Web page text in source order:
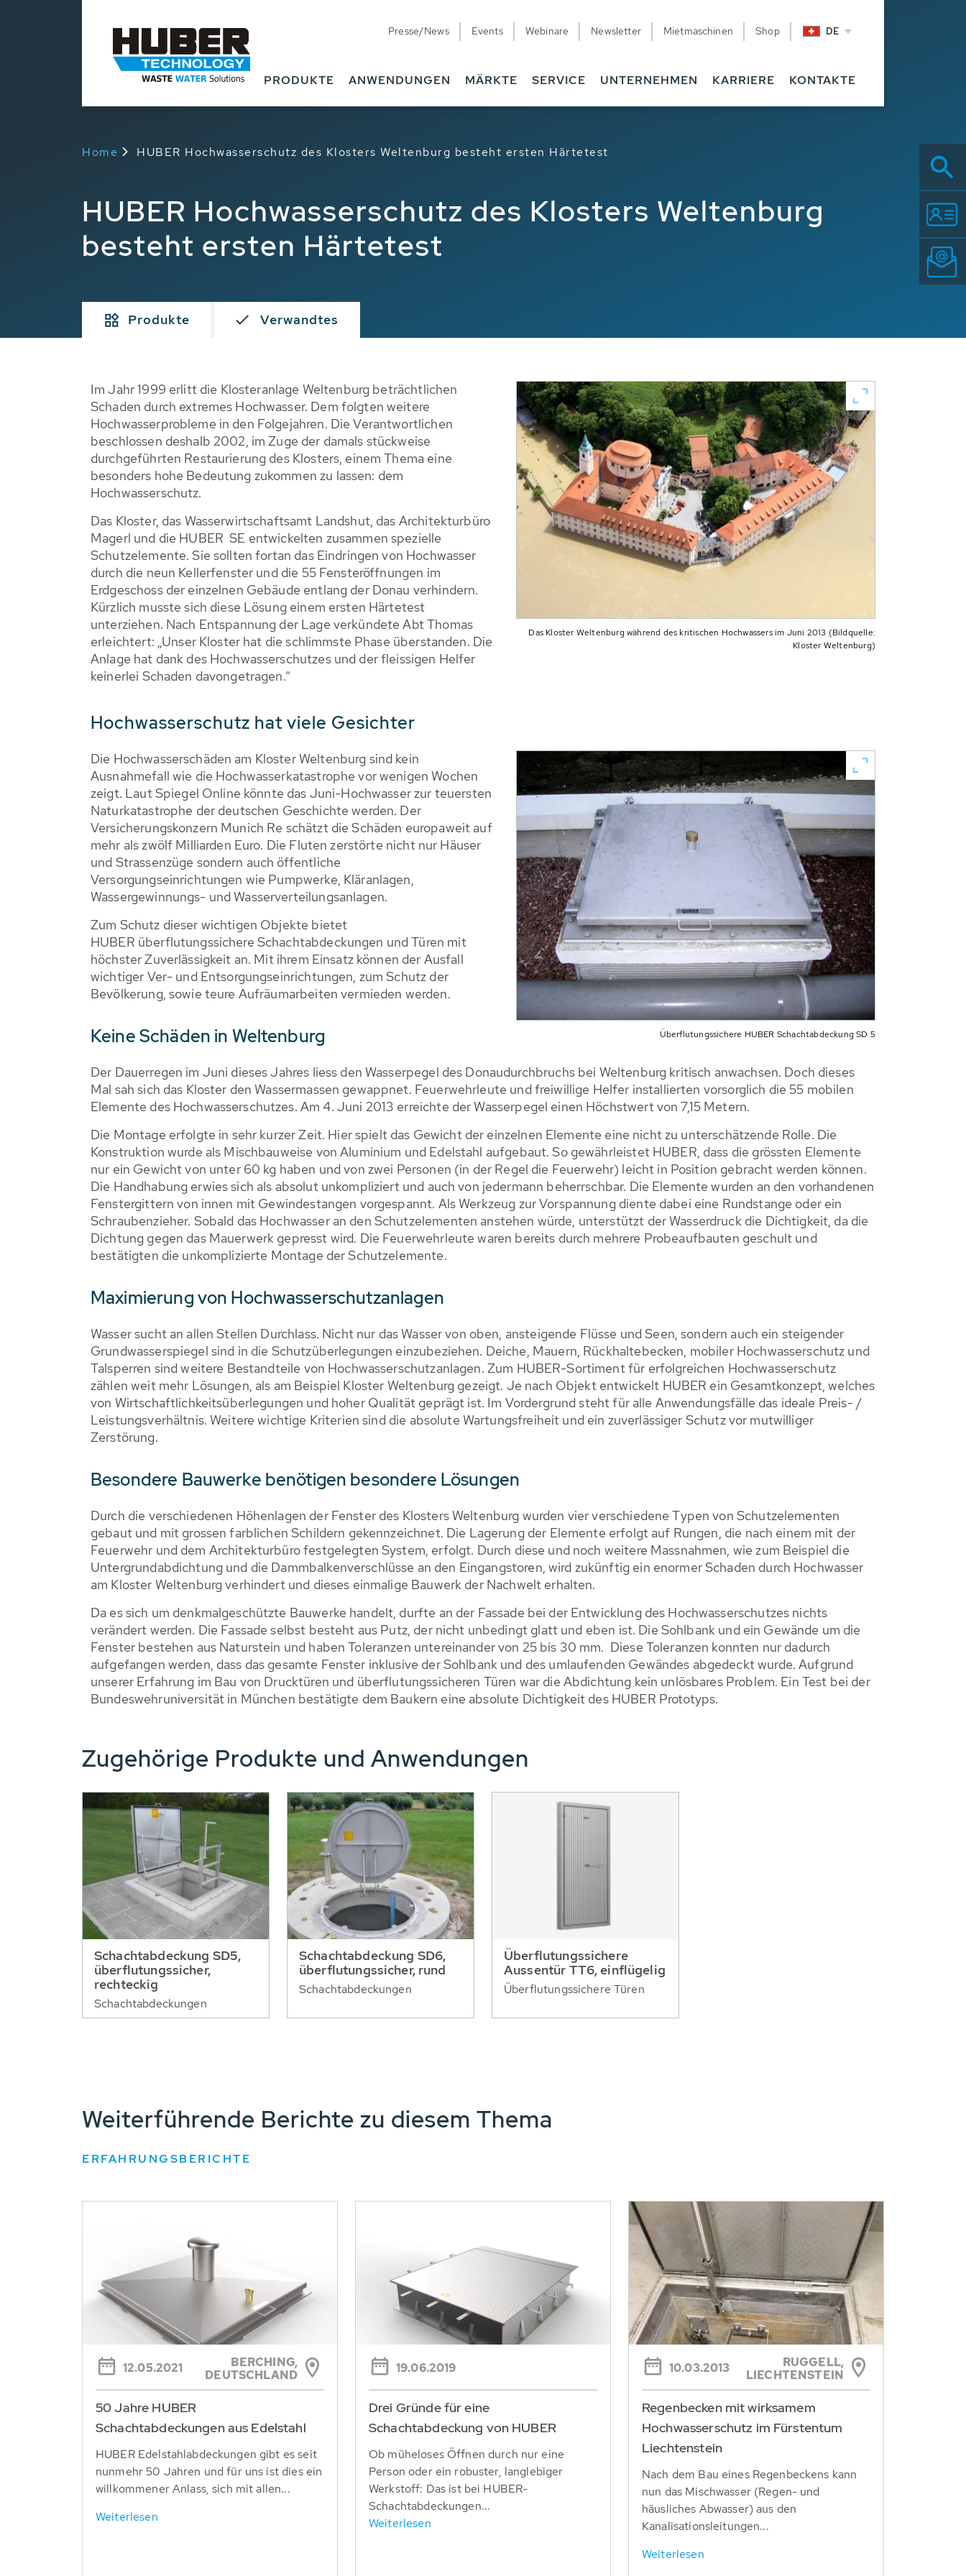
Presse/News Events Webinare Newsletter Mietmaschinen Shop DE
PRODUKTE ANWENDUNGEN MÄRKTE SERVICE UNTERNEHMEN KARRIERE KONTAKTE
Home HUBER Hochwasserschutz des Klosters Weltenburg besteht ersten Härtetest
HUBER Hochwasserschutz des Klosters Weltenburg
besteht ersten Härtetest
Produkte Verwandtes
Das Kloster Weltenburg während des kritischen Hochwassers im Juni 2013 (Bildquelle:
Kloster Weltenburg)
Im Jahr 1999 erlitt die Klosteranlage Weltenburg beträchtlichen
Schaden durch extremes Hochwasser. Dem folgten weitere
Hochwasserprobleme in den Folgejahren. Die Verantwortlichen
beschlossen deshalb 2002, im Zuge der damals stückweise
durchgeführten Restaurierung des Klosters, einem Thema eine
besonders hohe Bedeutung zukommen zu lassen: dem
Hochwasserschutz.
Das Kloster, das Wasserwirtschaftsamt Landshut, das Architekturbüro
Magerl und die HUBER SE entwickelten zusammen spezielle
Schutzelemente. Sie sollten fortan das Eindringen von Hochwasser
durch die neun Kellerfenster und die 55 Fensteröffnungen im
Erdgeschoss der einzelnen Gebäude entlang der Donau verhindern.
Kürzlich musste sich diese Lösung einem ersten Härtetest
unterziehen. Nach Entspannung der Lage verkündete Abt Thomas
erleichtert: „Unser Kloster hat die schlimmste Phase überstanden. Die
Anlage hat dank des Hochwasserschutzes und der fleissigen Helfer
keinerlei Schaden davongetragen.“
Hochwasserschutz hat viele Gesichter
Überflutungssichere HUBER Schachtabdeckung SD 5
Die Hochwasserschäden am Kloster Weltenburg sind kein
Ausnahmefall wie die Hochwasserkatastrophe vor wenigen Wochen
zeigt. Laut Spiegel Online könnte das Juni-Hochwasser zur teuersten
Naturkatastrophe der deutschen Geschichte werden. Der
Versicherungskonzern Munich Re schätzt die Schäden europaweit auf
mehr als zwölf Milliarden Euro. Die Fluten zerstörte nicht nur Häuser
und Strassenzüge sondern auch öffentliche
Versorgungseinrichtungen wie Pumpwerke, Kläranlagen,
Wassergewinnungs- und Wasserverteilungsanlagen.
Zum Schutz dieser wichtigen Objekte bietet
HUBER überflutungssichere Schachtabdeckungen und Türen mit
höchster Zuverlässigkeit an. Mit ihrem Einsatz können der Ausfall
wichtiger Ver- und Entsorgungseinrichtungen, zum Schutz der
Bevölkerung, sowie teure Aufräumarbeiten vermieden werden.
Keine Schäden in Weltenburg
Der Dauerregen im Juni dieses Jahres liess den Wasserpegel des Donaudurchbruchs bei Weltenburg kritisch anwachsen. Doch dieses
Mal sah sich das Kloster den Wassermassen gewappnet. Feuerwehrleute und freiwillige Helfer installierten vorsorglich die 55 mobilen
Elemente des Hochwasserschutzes. Am 4. Juni 2013 erreichte der Wasserpegel einen Höchstwert von 7,15 Metern.
Die Montage erfolgte in sehr kurzer Zeit. Hier spielt das Gewicht der einzelnen Elemente eine nicht zu unterschätzende Rolle. Die
Konstruktion wurde als Mischbauweise von Aluminium und Edelstahl aufgebaut. So gewährleistet HUBER, dass die grössten Elemente
nur ein Gewicht von unter 60 kg haben und von zwei Personen (in der Regel die Feuerwehr) leicht in Position gebracht werden können.
Die Handhabung erwies sich als absolut unkompliziert und auch von jedermann beherrschbar. Die Elemente wurden an den vorhandenen
Fenstergittern von innen mit Gewindestangen vorgespannt. Als Werkzeug zur Vorspannung diente dabei eine Rundstange oder ein
Schraubenzieher. Sobald das Hochwasser an den Schutzelementen anstehen würde, unterstützt der Wasserdruck die Dichtigkeit, da die
Dichtung gegen das Mauerwerk gepresst wird. Die Feuerwehrleute waren bereits durch mehrere Probeaufbauten geschult und
bestätigten die unkomplizierte Montage der Schutzelemente.
Maximierung von Hochwasserschutzanlagen
Wasser sucht an allen Stellen Durchlass. Nicht nur das Wasser von oben, ansteigende Flüsse und Seen, sondern auch ein steigender
Grundwasserspiegel sind in die Schutzüberlegungen einzubeziehen. Deiche, Mauern, Rückhaltebecken, mobiler Hochwasserschutz und
Talsperren sind weitere Bestandteile von Hochwasserschutzanlagen. Zum HUBER-Sortiment für erfolgreichen Hochwasserschutz
zählen weit mehr Lösungen, als am Beispiel Kloster Weltenburg gezeigt. Je nach Objekt entwickelt HUBER ein Gesamtkonzept, welches
von Wirtschaftlichkeitsüberlegungen und hoher Qualität geprägt ist. Im Vordergrund steht für alle Anwendungsfälle das ideale Preis- /
Leistungsverhältnis. Weitere wichtige Kriterien sind die absolute Wartungsfreiheit und ein zuverlässiger Schutz vor mutwilliger
Zerstörung.
Besondere Bauwerke benötigen besondere Lösungen
Durch die verschiedenen Höhenlagen der Fenster des Klosters Weltenburg wurden vier verschiedene Typen von Schutzelementen
gebaut und mit grossen farblichen Schildern gekennzeichnet. Die Lagerung der Elemente erfolgt auf Rungen, die nach einem mit der
Feuerwehr und dem Architekturbüro festgelegten System, erfolgt. Durch diese und noch weitere Massnahmen, wie zum Beispiel die
Untergrundabdichtung und die Dammbalkenverschlüsse an den Eingangstoren, wird zukünftig ein enormer Schaden durch Hochwasser
am Kloster Weltenburg verhindert und dieses einmalige Bauwerk der Nachwelt erhalten.
Da es sich um denkmalgeschützte Bauwerke handelt, durfte an der Fassade bei der Entwicklung des Hochwasserschutzes nichts
verändert werden. Die Fassade selbst besteht aus Putz, der nicht unbedingt glatt und eben ist. Die Sohlbank und ein Gewände um die
Fenster bestehen aus Naturstein und haben Toleranzen untereinander von 25 bis 30 mm. Diese Toleranzen konnten nur dadurch
aufgefangen werden, dass das gesamte Fenster inklusive der Sohlbank und des umlaufenden Gewändes abgedeckt wurde. Aufgrund
unserer Erfahrung im Bau von Drucktüren und überflutungssicheren Türen war die Abdichtung kein unlösbares Problem. Ein Test bei der
Bundeswehruniversität in München bestätigte dem Baukern eine absolute Dichtigkeit des HUBER Prototyps.
Zugehörige Produkte und Anwendungen
Schachtabdeckung SD5,
überflutungssicher,
rechteckig
Schachtabdeckungen
Schachtabdeckung SD6,
überflutungssicher, rund
Schachtabdeckungen
Überflutungssichere
Aussentür TT6, einflügelig
Überflutungssichere Türen
Weiterführende Berichte zu diesem Thema
ERFAHRUNGSBERICHTE
12.05.2021
BERCHING,
DEUTSCHLAND
50 Jahre HUBER
Schachtabdeckungen aus Edelstahl
HUBER Edelstahlabdeckungen gibt es seit
nunmehr 50 Jahren und für uns ist dies ein
willkommener Anlass, sich mit allen...
Weiterlesen
19.06.2019
Drei Gründe für eine
Schachtabdeckung von HUBER
Ob müheloses Öffnen durch nur eine
Person oder ein robuster, langlebiger
Werkstoff: Das ist bei HUBER-
Schachtabdeckungen...
Weiterlesen
10.03.2013
RUGGELL,
LIECHTENSTEIN
Regenbecken mit wirksamem
Hochwasserschutz im Fürstentum
Liechtenstein
Nach dem Bau eines Regenbeckens kann
nun das Mischwasser (Regen- und
häusliches Abwasser) aus den
Kanalisationsleitungen...
Weiterlesen